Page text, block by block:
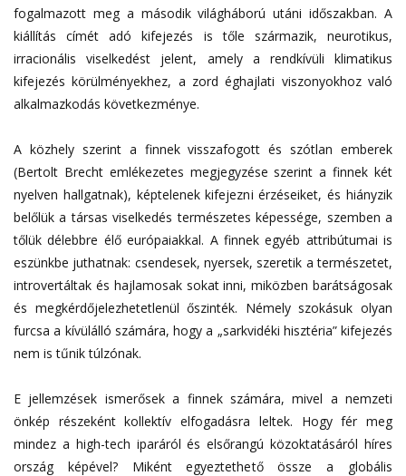
fogalmazott meg a második világháború utáni időszakban. A
kiállítás címét adó kifejezés is tőle származik, neurotikus,
irracionális viselkedést jelent, amely a rendkívüli klimatikus
kifejezés körülményekhez, a zord éghajlati viszonyokhoz való
alkalmazkodás következménye.
A közhely szerint a finnek visszafogott és szótlan emberek
(Bertolt Brecht emlékezetes megjegyzése szerint a finnek két
nyelven hallgatnak), képtelenek kifejezni érzéseiket, és hiányzik
belőlük a társas viselkedés természetes képessége, szemben a
tőlük délebbre élő európaiakkal. A finnek egyéb attribútumai is
eszünkbe juthatnak: csendesek, nyersek, szeretik a természetet,
introvertáltak és hajlamosak sokat inni, miközben barátságosak
és megkérdőjelezhetetlenül őszinték. Némely szokásuk olyan
furcsa a kívülálló számára, hogy a „sarkvidéki hisztéria” kifejezés
nem is tűnik túlzónak.
E jellemzések ismerősek a finnek számára, mivel a nemzeti
önkép részeként kollektív elfogadásra leltek. Hogy fér meg
mindez a high-tech iparáról és elsőrangú közoktatásáról híres
ország képével? Miként egyeztethető össze a globális